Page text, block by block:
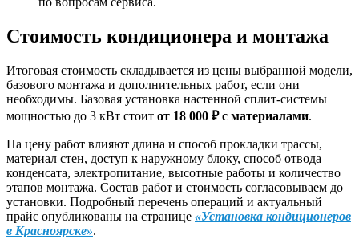
Стоимость кондиционера и монтажа
Итоговая стоимость складывается из цены выбранной модели,
базового монтажа и дополнительных работ, если они
необходимы. Базовая установка настенной сплит-системы
мощностью до 3 кВт стоит от 18 000 ₽ с материалами.
На цену работ влияют длина и способ прокладки трассы,
материал стен, доступ к наружному блоку, способ отвода
конденсата, электропитание, высотные работы и количество
этапов монтажа. Состав работ и стоимость согласовываем до
установки. Подробный перечень операций и актуальный
прайс опубликованы на странице «Установка кондиционеров
в Красноярске».